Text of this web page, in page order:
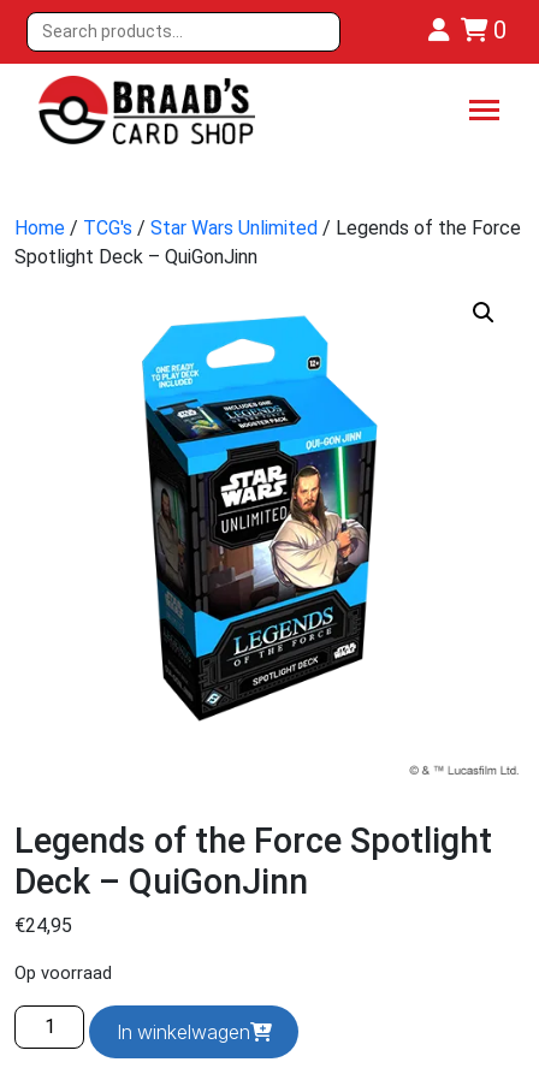
0
Home / TCG's / Star Wars Unlimited / Legends of the Force
Spotlight Deck – QuiGonJinn
Legends of the Force Spotlight
Deck – QuiGonJinn
€24,95
Op voorraad
Legends
of
In winkelwagen